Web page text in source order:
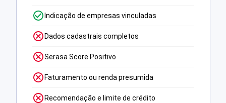
Indicação de empresas vinculadas
Dados cadastrais completos
Serasa Score Positivo
Faturamento ou renda presumida
Recomendação e limite de crédito